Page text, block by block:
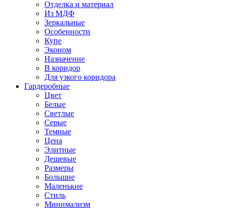
Отделка и материал
Из МДФ
Зеркальные
Особенности
Купе
Эконом
Назначение
В коридор
Для узкого коридора
Гардеробные
Цвет
Белые
Светлые
Серые
Темные
Цена
Элитные
Дешевые
Размеры
Большие
Маленькие
Стиль
Минимализм